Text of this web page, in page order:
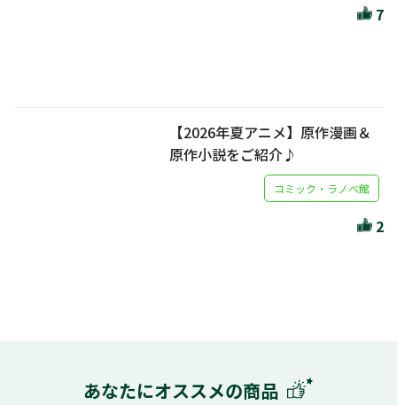
7
【2026年夏アニメ】原作漫画＆
原作小説をご紹介♪
コミック・ラノベ館
2
あなたにオススメの商品